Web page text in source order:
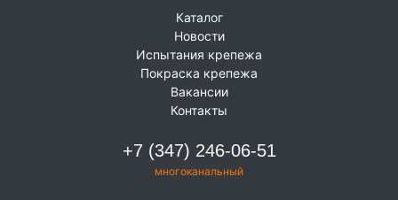
Каталог
Новости
Испытания крепежа
Покраска крепежа
Вакансии
Контакты
+7 (347) 246-06-51
многоканальный